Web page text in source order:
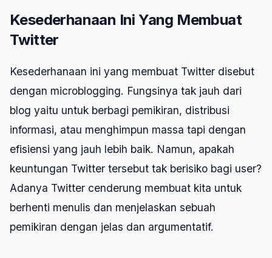
Kesederhanaan Ini Yang Membuat
Twitter
Kesederhanaan ini yang membuat Twitter disebut
dengan microblogging. Fungsinya tak jauh dari
blog yaitu untuk berbagi pemikiran, distribusi
informasi, atau menghimpun massa tapi dengan
efisiensi yang jauh lebih baik. Namun, apakah
keuntungan Twitter tersebut tak berisiko bagi user?
Adanya Twitter cenderung membuat kita untuk
berhenti menulis dan menjelaskan sebuah
pemikiran dengan jelas dan argumentatif.